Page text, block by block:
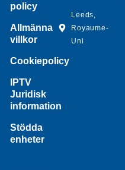
policy
Allmänna
villkor
Cookiepolicy
IPTV
Juridisk
information
Stödda
enheter
Leeds,
Royaume-
Uni